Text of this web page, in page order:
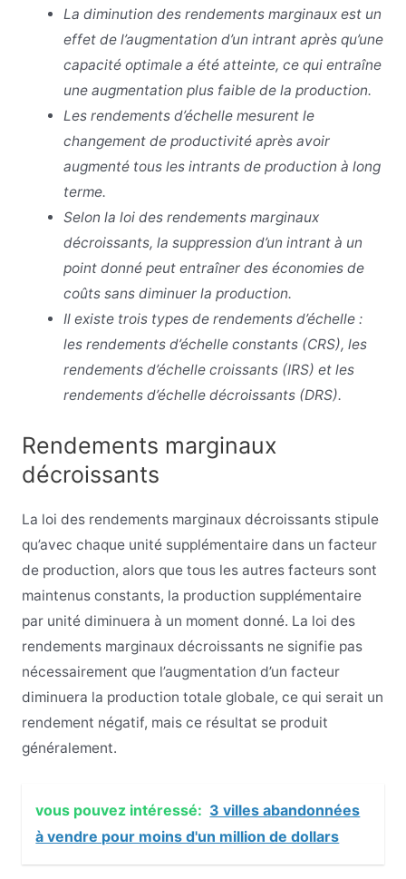
La diminution des rendements marginaux est un
effet de l’augmentation d’un intrant après qu’une
capacité optimale a été atteinte, ce qui entraîne
une augmentation plus faible de la production.
Les rendements d’échelle mesurent le
changement de productivité après avoir
augmenté tous les intrants de production à long
terme.
Selon la loi des rendements marginaux
décroissants, la suppression d’un intrant à un
point donné peut entraîner des économies de
coûts sans diminuer la production.
Il existe trois types de rendements d’échelle :
les rendements d’échelle constants (CRS), les
rendements d’échelle croissants (IRS) et les
rendements d’échelle décroissants (DRS).
Rendements marginaux
décroissants
La loi des rendements marginaux décroissants stipule
qu’avec chaque unité supplémentaire dans un facteur
de production, alors que tous les autres facteurs sont
maintenus constants, la production supplémentaire
par unité diminuera à un moment donné. La loi des
rendements marginaux décroissants ne signifie pas
nécessairement que l’augmentation d’un facteur
diminuera la production totale globale, ce qui serait un
rendement négatif, mais ce résultat se produit
généralement.
vous pouvez intéressé: 3 villes abandonnées
à vendre pour moins d'un million de dollars